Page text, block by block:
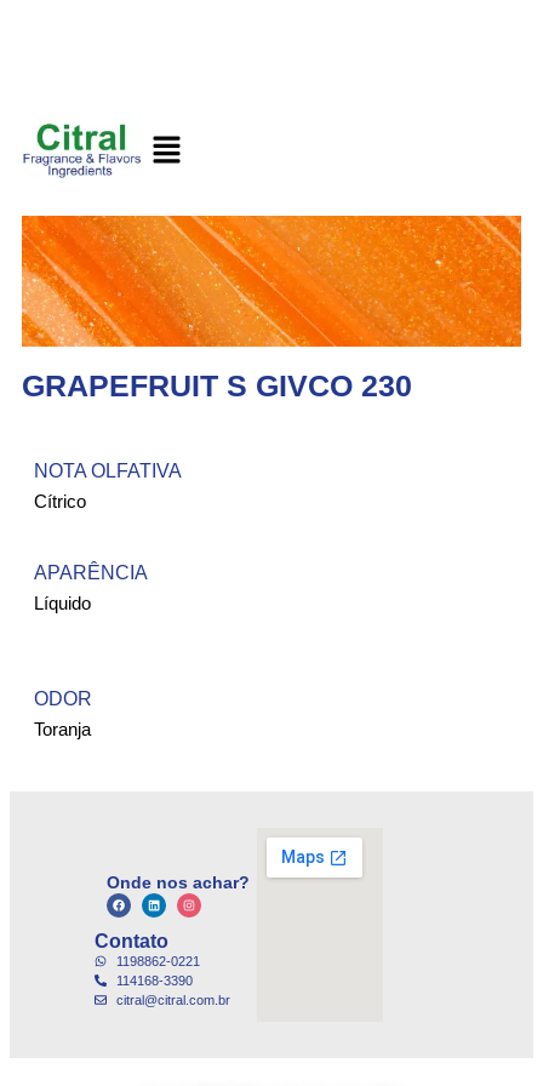
GRAPEFRUIT S GIVCO 230
NOTA OLFATIVA
Cítrico
APARÊNCIA
Líquido
ODOR
Toranja
Onde nos achar?
Contato
1198862-0221
114168-3390
citral@citral.com.br